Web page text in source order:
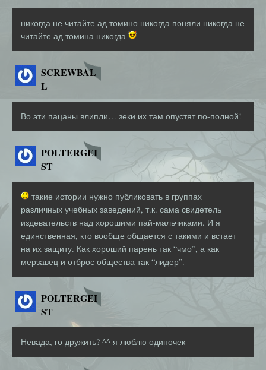
никогда не читайте ад томино никогда поняли никогда не
читайте ад томина никогда
SCREWBAL
L
Во эти пацаны влипли… зеки их там опустят по-полной!
POLTERGEI
ST
такие истории нужно публиковать в группах
различных учебных заведений, т.к. сама свидетель
издевательств над хорошими пай-мальчиками. И я
единственная, кто вообще общается с такими и встает
на их защиту. Как хороший парень так “чмо”, а как
мерзавец и отброс общества так “лидер”.
POLTERGEI
ST
Невада, го дружить? ^^ я люблю одиночек